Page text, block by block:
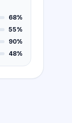
68%
55%
90%
48%